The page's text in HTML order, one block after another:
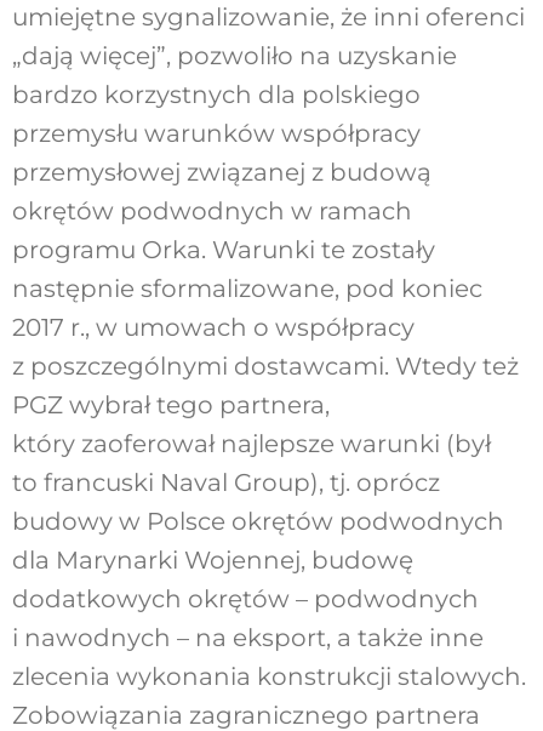
umiejętne sygnalizowanie, że inni oferenci
„dają więcej”, pozwoliło na uzyskanie
bardzo korzystnych dla polskiego
przemysłu warunków współpracy
przemysłowej związanej z budową
okrętów podwodnych w ramach
programu Orka. Warunki te zostały
następnie sformalizowane, pod koniec
2017 r., w umowach o współpracy
z poszczególnymi dostawcami. Wtedy też
PGZ wybrał tego partnera,
który zaoferował najlepsze warunki (był
to francuski Naval Group), tj. oprócz
budowy w Polsce okrętów podwodnych
dla Marynarki Wojennej, budowę
dodatkowych okrętów – podwodnych
i nawodnych – na eksport, a także inne
zlecenia wykonania konstrukcji stalowych.
Zobowiązania zagranicznego partnera